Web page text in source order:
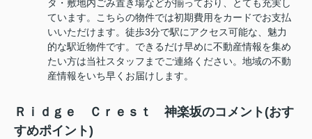
タ・敷地内ごみ置き場などが揃っており、とても充実し
ています。こちらの物件では初期費用をカードでお支払
いいただけます。徒歩3分で駅にアクセス可能な、魅力
的な駅近物件です。できるだけ早めに不動産情報を集め
たい方は当社スタッフまでご連絡ください。地域の不動
産情報をいち早くお届けします。
Ｒｉｄｇｅ Ｃｒｅｓｔ 神楽坂のコメント(おす
すめポイント)